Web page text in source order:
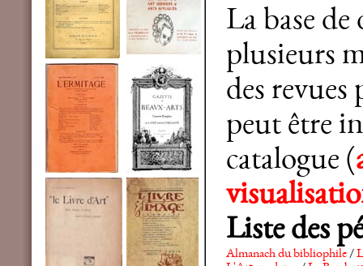
La base
plusieurs
des revues
peut être
catalogue (
Liste des
Almanach du bibliophile/